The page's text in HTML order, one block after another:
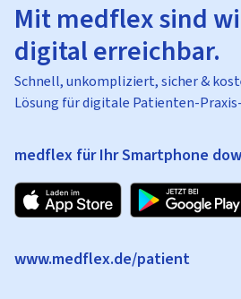
Mit medflex sind
digital erreichbar.
Schnell, unkompliziert, sicher &
Lösung für digitale Patienten-
medflex für Ihr Smartphone
www.medflex.de/patient